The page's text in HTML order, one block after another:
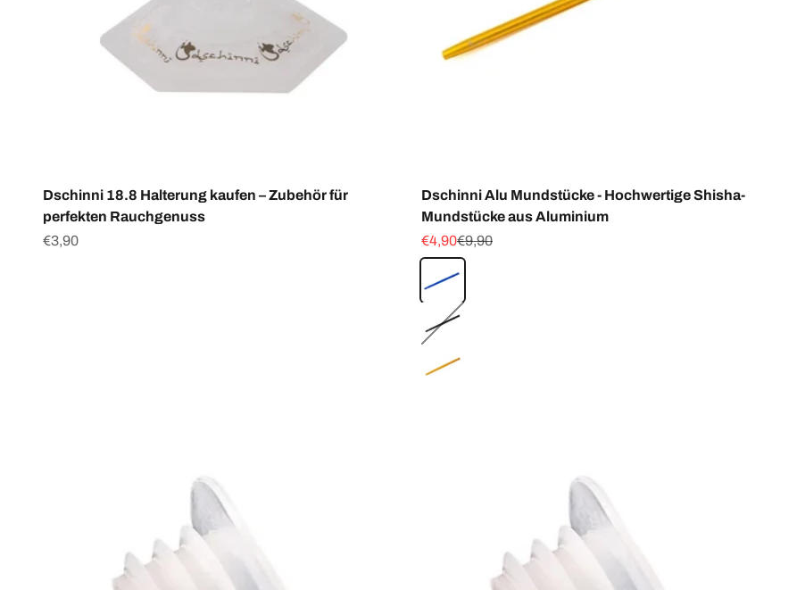
Dschinni 18.8 Halterung kaufen – Zubehör für
perfekten Rauchgenuss
Angebot
€3,90
Dschinni Alu Mundstücke - Hochwertige Shisha-
Mundstücke aus Aluminium
Angebot
€4,90Regulärer Preis
€9,90
Farbe
Schwarz